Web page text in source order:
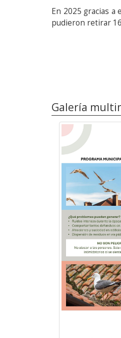
En 2025 gracias a
pudieron retirar
Galería